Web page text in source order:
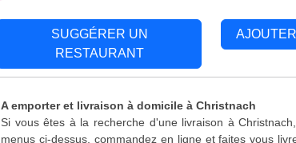
SUGGÉRER UN
RESTAURANT
A emporter et livraison à domicile à Christnach
Si vous êtes à la recherche d'une livraison à
menus ci-dessus, commandez en ligne et faites vous